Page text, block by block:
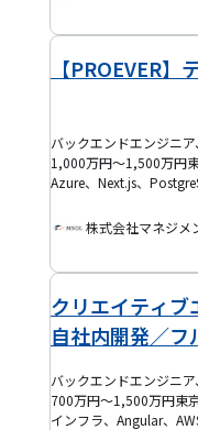
【PROEVER
1,000万円～1,500万円
株式会社マネジメ
クリエイティ
自社内開発／
700万円～1,500万円東